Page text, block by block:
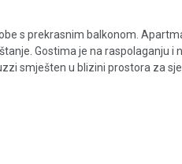
s prekrasnim balkonom.
Gostima je na raspolaganju
smješten u blizini prostora za